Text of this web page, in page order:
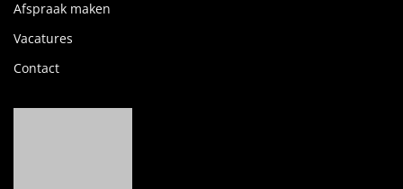
Afspraak maken
Vacatures
Contact